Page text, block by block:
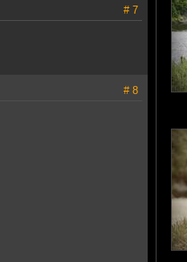
# 7
# 8